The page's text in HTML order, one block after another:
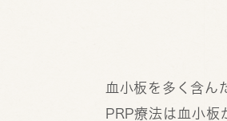
血小板を多く含ん
PRP療法は血小板